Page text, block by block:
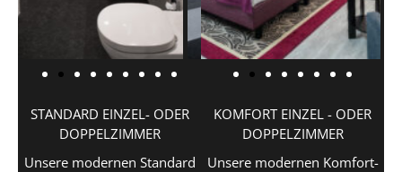
STANDARD EINZEL- ODER
DOPPELZIMMER
Unsere modernen Standard
KOMFORT EINZEL - ODER
DOPPELZIMMER
Unsere modernen Komfort-